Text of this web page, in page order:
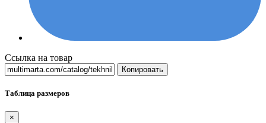
Ссылка на товар
Копировать
Таблица размеров
×